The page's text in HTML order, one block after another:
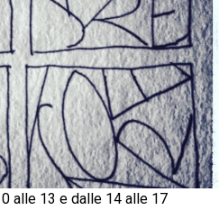
alle 13 e dalle 14 alle 17